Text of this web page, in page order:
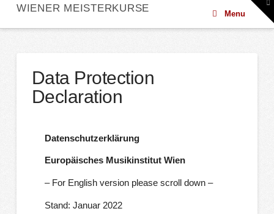
WIENER MEISTERKURSE Menu
Data Protection
Declaration
Datenschutzerklärung
Europäisches Musikinstitut Wien
– For English version please scroll down –
Stand: Januar 2022